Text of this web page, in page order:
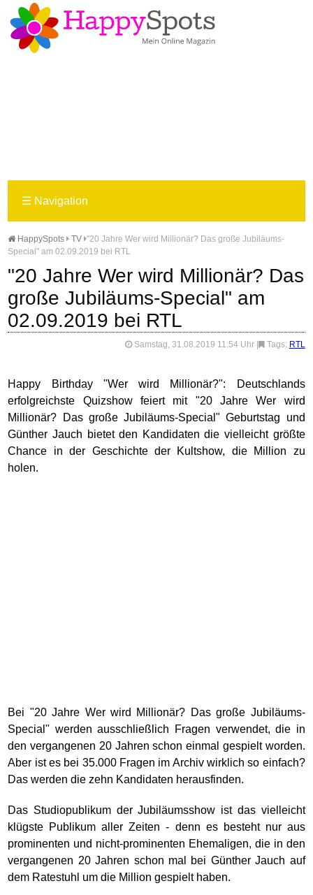
☰ Navigation
HappySpots TV "20 Jahre Wer wird Millionär? Das große Jubiläums-
Special" am 02.09.2019 bei RTL
"20 Jahre Wer wird Millionär? Das
große Jubiläums-Special" am
02.09.2019 bei RTL
Samstag, 31.08.2019 11:54 Uhr Tags: RTL
Happy Birthday "Wer wird Millionär?": Deutschlands
erfolgreichste Quizshow feiert mit "20 Jahre Wer wird
Millionär? Das große Jubiläums-Special" Geburtstag und
Günther Jauch bietet den Kandidaten die vielleicht größte
Chance in der Geschichte der Kultshow, die Million zu
holen.
Bei "20 Jahre Wer wird Millionär? Das große Jubiläums-
Special" werden ausschließlich Fragen verwendet, die in
den vergangenen 20 Jahren schon einmal gespielt worden.
Aber ist es bei 35.000 Fragen im Archiv wirklich so einfach?
Das werden die zehn Kandidaten herausfinden.
Das Studiopublikum der Jubiläumsshow ist das vielleicht
klügste Publikum aller Zeiten - denn es besteht nur aus
prominenten und nicht-prominenten Ehemaligen, die in den
vergangenen 20 Jahren schon mal bei Günther Jauch auf
dem Ratestuhl um die Million gespielt haben.